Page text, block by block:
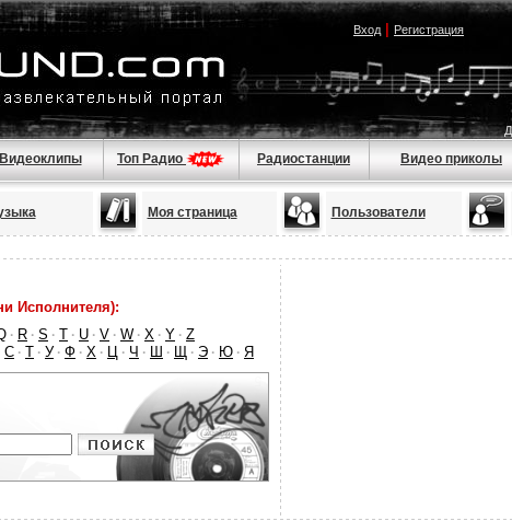
Вход| Регистрация
Видеоклипы Топ Радио Радиостанции Видео приколы
Моя страница Пользователи
Исполнителя):
· R · S · T · U · V · W · X · Y · Z
С · Т · У · Ф · Х · Ц · Ч · Ш · Щ · Э · Ю · Я